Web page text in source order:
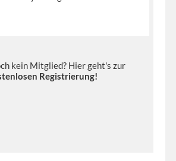
kein Mitglied? Hier geht's zur
Registrierung!